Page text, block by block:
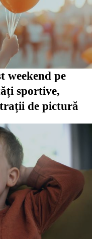
weekend pe
sportive,
de pictură